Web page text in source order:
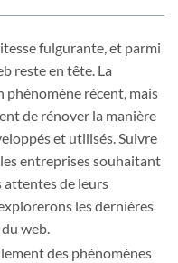
fulgurante, et parmi
reste en tête. La
phénomène récent, mais
de rénover la manière
et utilisés. Suivre
entreprises souhaitant
attentes de leurs
les dernières
web.
des phénomènes